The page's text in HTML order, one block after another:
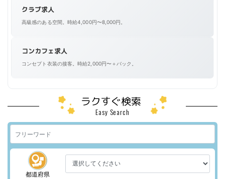
クラブ求人
高級感のある空間。時給4,000円〜8,000円。
コンカフェ求人
コンセプト衣装の接客。時給2,000円〜＋バック。
ラクすぐ検索
Easy Search
都道府県